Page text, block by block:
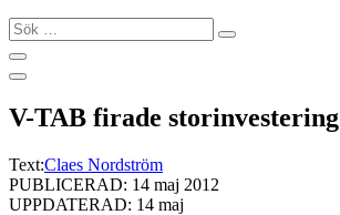
Sök
…
V-TAB firade storinvestering
Text:Claes Nordström
PUBLICERAD: 14 maj 2012
UPPDATERAD: 14 maj